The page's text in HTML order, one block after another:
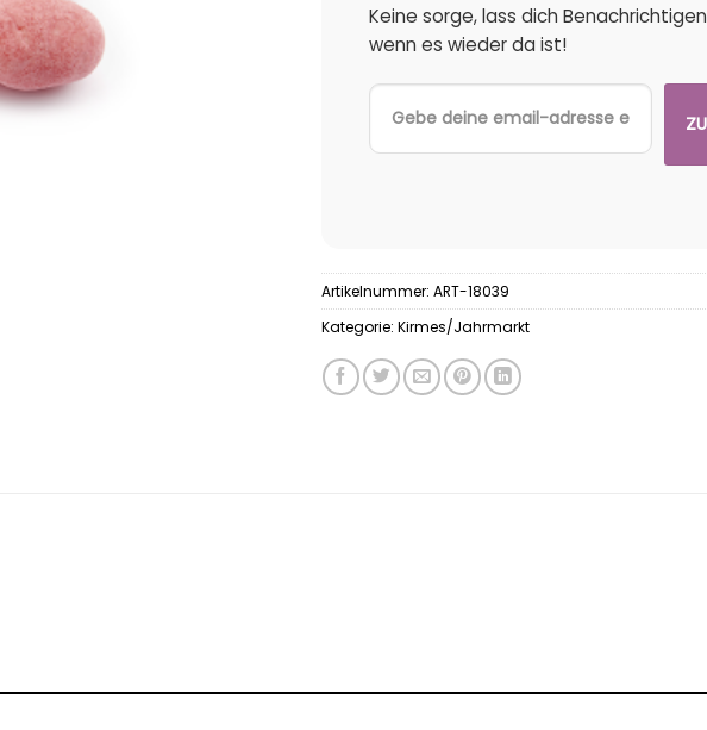
Keine sorge, lass dich Benachrichtigen
wenn es wieder da ist!
Artikelnummer: ART-18039
Kategorie: Kirmes/Jahrmarkt